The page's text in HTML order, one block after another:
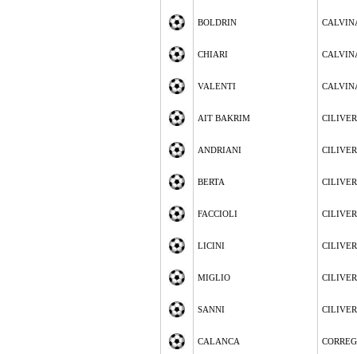
BOLDRIN
CHIARI
VALENTI
AIT BAKRIM
ANDRIANI
BERTA
FACCIOLI
LICINI
MIGLIO
SANNI
CALANCA